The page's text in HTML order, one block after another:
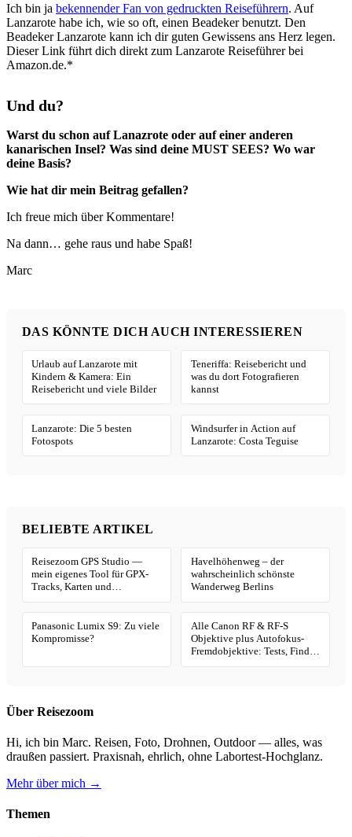
Ich bin ja bekennender Fan von gedruckten Reiseführern. Auf
Lanzarote habe ich, wie so oft, einen Beadeker benutzt. Den
Beadeker Lanzarote kann ich dir guten Gewissens ans Herz legen.
Dieser Link führt dich direkt zum Lanzarote Reiseführer bei
Amazon.de.*
Und du?
Warst du schon auf Lanazrote oder auf einer anderen
kanarischen Insel? Was sind deine MUST SEES? Wo war
deine Basis?
Wie hat dir mein Beitrag gefallen?
Ich freue mich über Kommentare!
Na dann… gehe raus und habe Spaß!
Marc
DAS KÖNNTE DICH AUCH INTERESSIEREN
Urlaub auf Lanzarote mit
Kindern & Kamera: Ein
Reisebericht und viele Bilder
Teneriffa: Reisebericht und
was du dort Fotografieren
kannst
Lanzarote: Die 5 besten
Fotospots
Windsurfer in Action auf
Lanzarote: Costa Teguise
BELIEBTE ARTIKEL
Reisezoom GPS Studio —
mein eigenes Tool für GPX-
Tracks, Karten und
Havelhöhenweg – der
wahrscheinlich schönste
Wanderweg Berlins
Panasonic Lumix S9: Zu viele
Kompromisse?
Alle Canon RF & RF-S
Objektive plus Autofokus-
Fremdobjektive: Tests, Finder
Über Reisezoom
Hi, ich bin Marc. Reisen, Foto, Drohnen, Outdoor — alles, was
draußen passiert. Praxisnah, ehrlich, ohne Labortest-Hochglanz.
Mehr über mich →
Themen